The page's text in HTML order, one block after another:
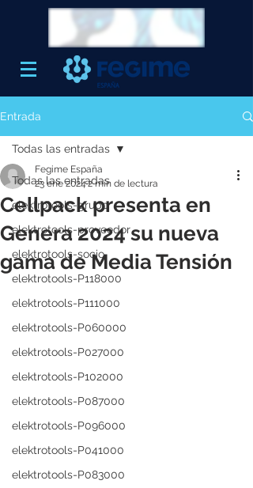
Entrada
Todas las entradas
elektrotools-grupo
elektrotools-proveedor
elektrotools-socio
elektrotools-P118000
elektrotools-P111000
elektrotools-P060000
elektrotools-P027000
elektrotools-P102000
elektrotools-P087000
elektrotools-P096000
elektrotools-P041000
elektrotools-P083000
Todas las entradas
Cellpack presenta en
Genera 2024 su nueva
gama de Media Tensión
Fegime España
23 ene 20242 min de lectura